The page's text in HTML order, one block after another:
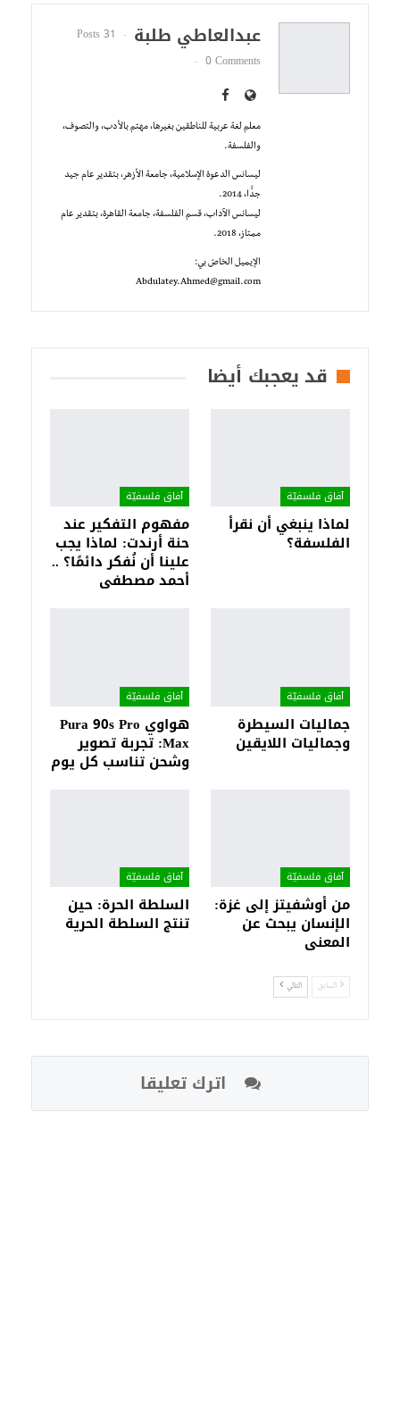
عبدالعاطي طلبة
31 Posts
0 Comments
معلم لغة عربية للناطقين بغيرها، مهتم بالأدب، والتصوف،
والفلسفة.
ليسانس الدعوة الإسلامية، جامعة الأزهر، بتقدير عام جيد
جدًّا، 2014.
ليسانس الآداب، قسم الفلسفة، جامعة القاهرة، بتقدير عام
ممتاز، 2018.
الإيميل الخاصّ بي:
Abdulatey.Ahmed@gmail.com
قد يعجبك أيضا
آفاق فلسفيّة‎
لماذا ينبغي أن نقرأ
الفلسفة؟
آفاق فلسفيّة‎
مفهوم التفكير عند
حنة أرندت: لماذا يجب
علينا أن نُفكر دائمًا؟ ..
أحمد مصطفى
آفاق فلسفيّة‎
جماليات السيطرة
وجماليات اللايقين
آفاق فلسفيّة‎
هواوي Pura 90s Pro
Max: تجربة تصوير
وشحن تناسب كل يوم
آفاق فلسفيّة‎
من أوشفيتز إلى غزة:
الإنسان يبحث عن
المعنى
آفاق فلسفيّة‎
السلطة الحرة: حين
تنتج السلطة الحرية
السابق التالي
اترك تعليقا